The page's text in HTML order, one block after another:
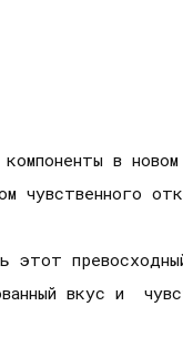
в
чувственного
вкус и